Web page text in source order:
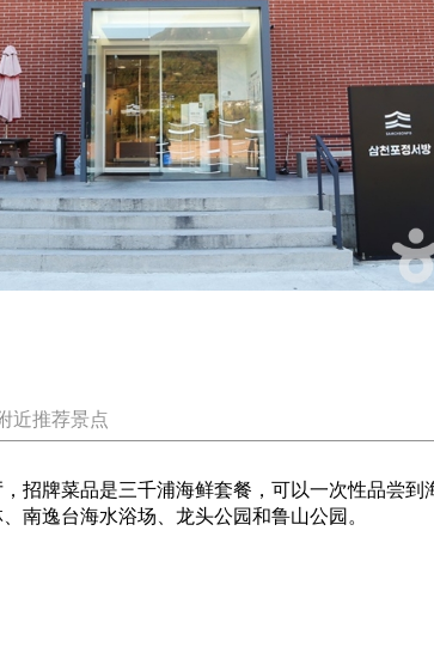
近推荐景点
招牌菜品是三千浦海鲜套餐，可以一次性品尝
南逸台海水浴场、龙头公园和鲁山公园。